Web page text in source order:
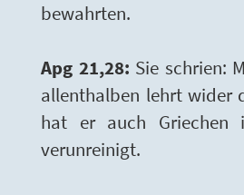
bewahrten.
Apg 21,28: Sie schrien:
allenthalben lehrt wider
hat er auch Griechen
verunreinigt.